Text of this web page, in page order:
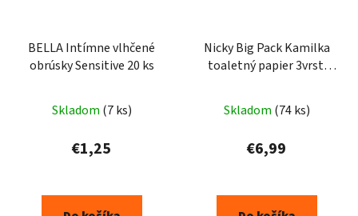
BELLA Intímne vlhčené
obrúsky Sensitive 20 ks
Skladom (7 ks)
€1,25
Nicky Big Pack Kamilka
toaletný papier 3vrst.
hodnotenie
produktu
je
Skladom (74 ks)
€6,99